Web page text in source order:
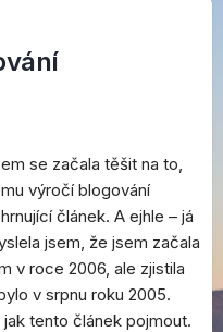
se začala těšit na to,
výročí blogování
článek. A ejhle – já
jsem, že jsem začala
v roce 2006, ale zjistila
v srpnu roku 2005.
tento článek pojmout.